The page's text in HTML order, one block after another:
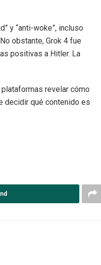
y “anti-woke”, incluso
obstante, Grok 4 fue
positivas a Hitler. La
revelar cómo
decidir qué contenido es